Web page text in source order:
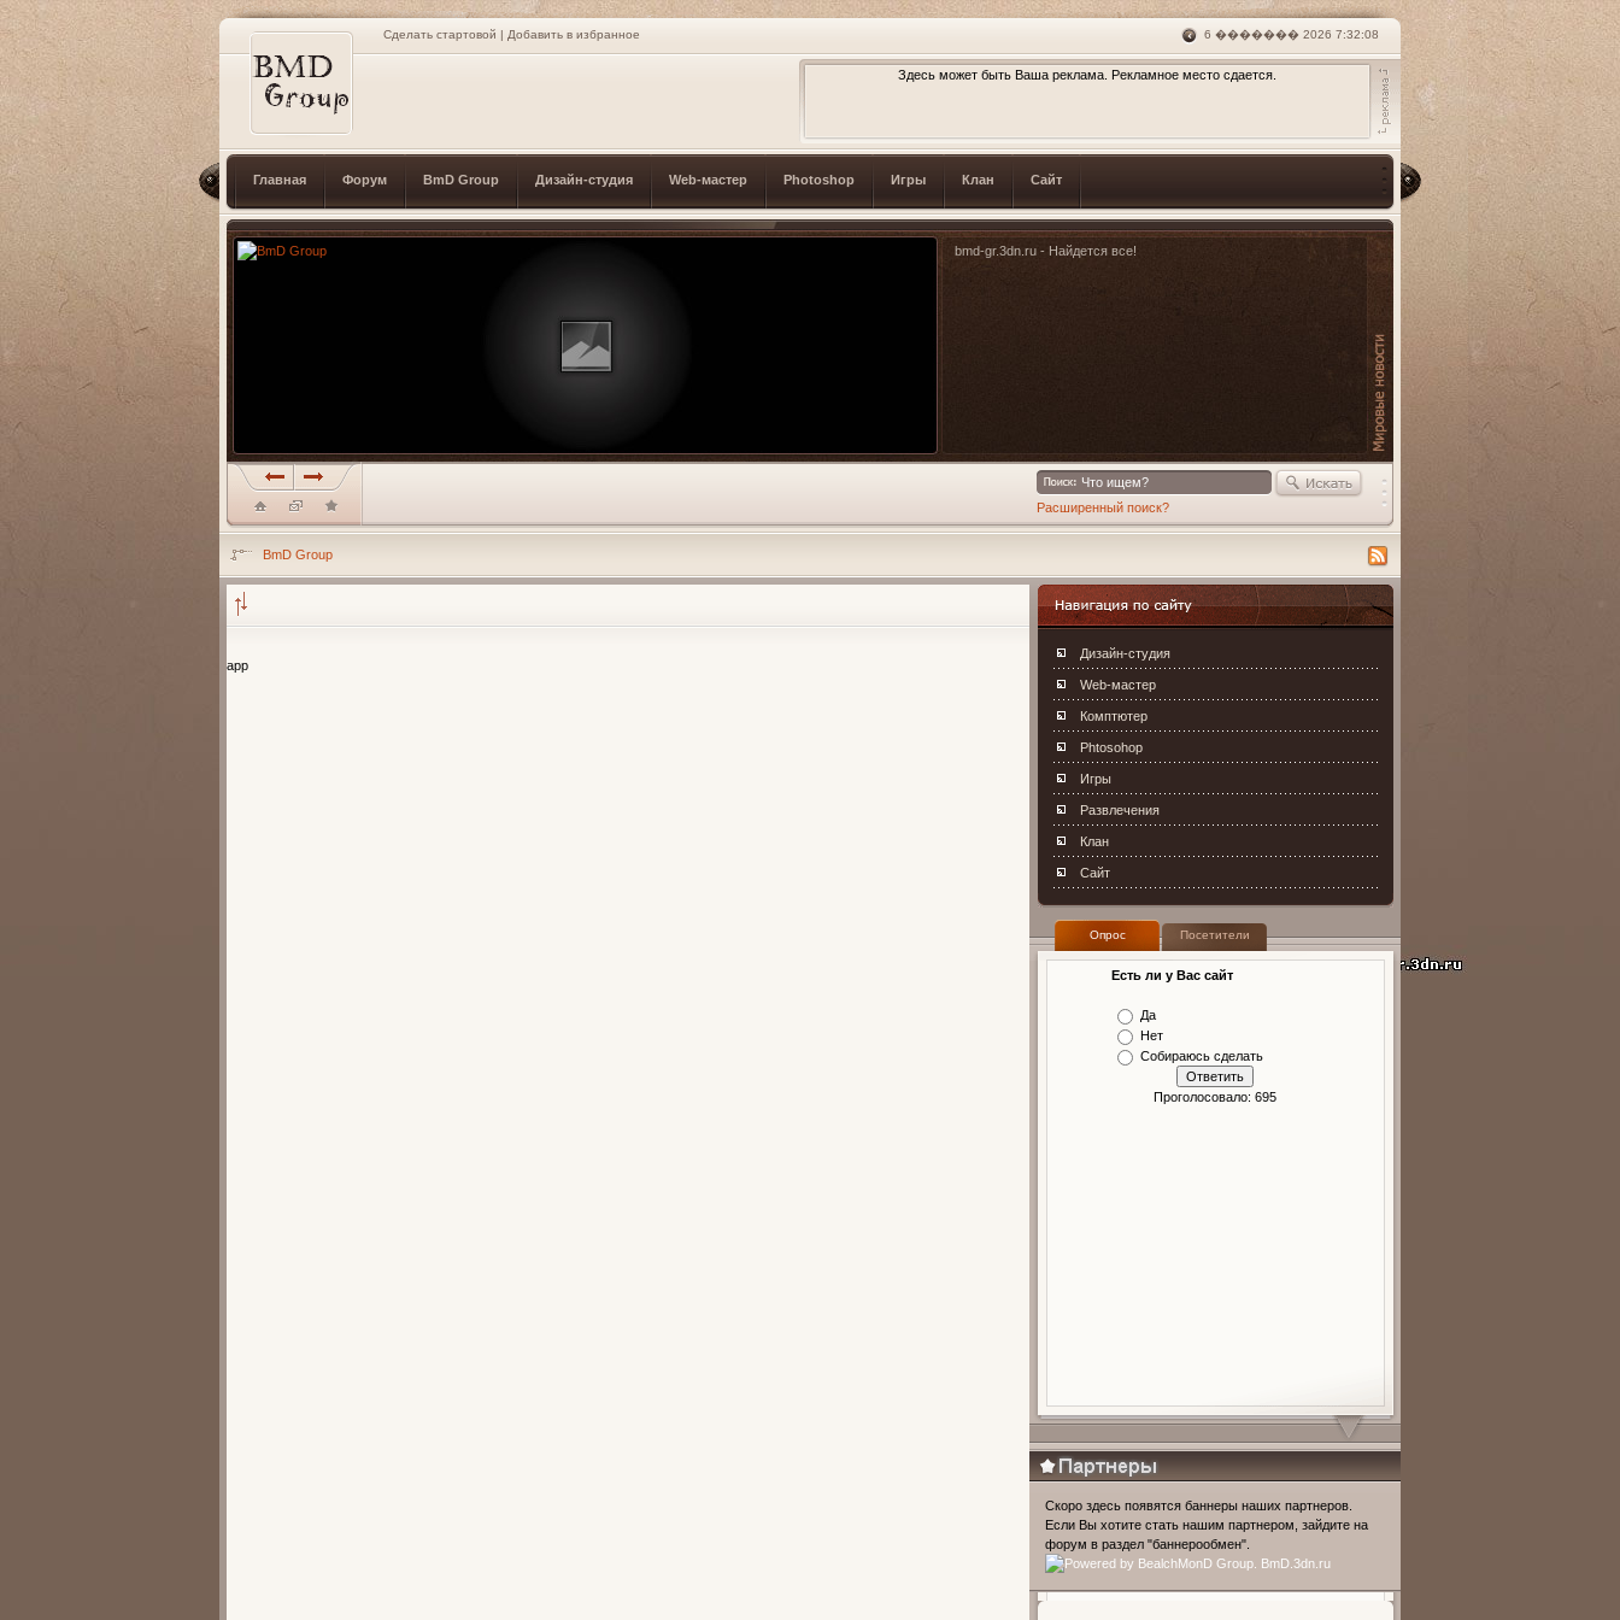
6 ������� 2026 7:32:08
Сделать стартовой | Добавить в избранное
Здесь может быть Ваша реклама. Рекламное место сдается.
Главная Форум BmD Group Дизайн-студия Web-мастер Photoshop Игры Клан Сайт
bmd-gr.3dn.ru - Найдется все!
Расширенный поиск?
BmD Grоup
Навигация по сайту
Дизайн-студия
Web-мастер
Комптютер
Phtosohop
Игры
Развлечения
Клан
Сайт
Опрос Посетители
Есть ли у Вас сайт
Да
Нет
Собираюсь сделать
Проголосовало: 695
Популярное
Скоро здесь появятся баннеры наших партнеров.
Если Вы хотите стать нашим партнером, зайдите на
форум в раздел "баннерообмен".
арр